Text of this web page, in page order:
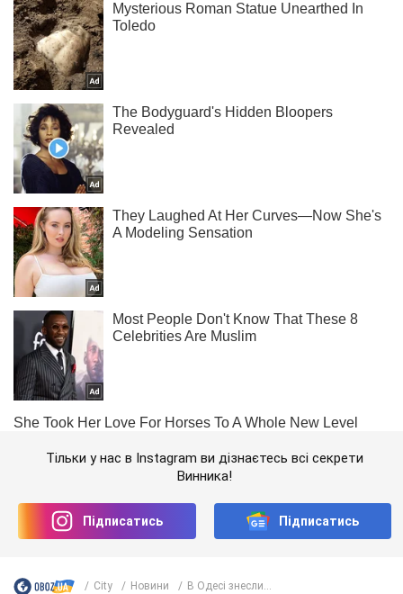
Тільки у нас в Instagram ви дізнаєтесь всі секрети
Винника!
Підписатись Підписатись
City Новини В Одесі знесли...